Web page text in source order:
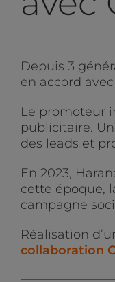
Depuis 3
en accord
Le promoteur
publicitaire.
des leads et
En 2023,
cette époque,
campagne
Réalisation
collaboration